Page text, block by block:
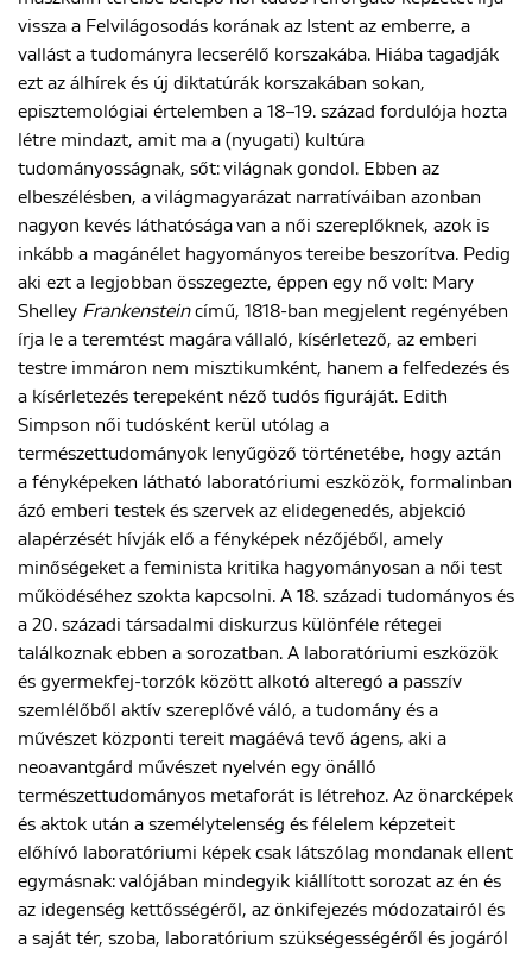
vissza a Felvilágosodás korának az Istent az emberre, a
vallást a tudományra lecserélő korszakába. Hiába tagadják
ezt az álhírek és új diktatúrák korszakában sokan,
episztemológiai értelemben a 18–19. század fordulója hozta
létre mindazt, amit ma a (nyugati) kultúra
tudományosságnak, sőt: világnak gondol. Ebben az
elbeszélésben, a világmagyarázat narratíváiban azonban
nagyon kevés láthatósága van a női szereplőknek, azok is
inkább a magánélet hagyományos tereibe beszorítva. Pedig
aki ezt a legjobban összegezte, éppen egy nő volt: Mary
Shelley Frankensteincímű, 1818-ban megjelent regényében
írja le a teremtést magára vállaló, kísérletező, az emberi
testre immáron nem misztikumként, hanem a felfedezés és
a kísérletezés terepeként néző tudós figuráját. Edith
Simpson női tudósként kerül utólag a
természettudományok lenyűgöző történetébe, hogy aztán
a fényképeken látható laboratóriumi eszközök, formalinban
ázó emberi testek és szervek az elidegenedés, abjekció
alapérzését hívják elő a fényképek nézőjéből, amely
minőségeket a feminista kritika hagyományosan a női test
működéséhez szokta kapcsolni. A 18. századi tudományos és
a 20. századi társadalmi diskurzus különféle rétegei
találkoznak ebben a sorozatban. A laboratóriumi eszközök
és gyermekfej-torzók között alkotó alteregó a passzív
szemlélőből aktív szereplővé váló, a tudomány és a
művészet központi tereit magáévá tevő ágens, aki a
neoavantgárd művészet nyelvén egy önálló
természettudományos metaforát is létrehoz. Az önarcképek
és aktok után a személytelenség és félelem képzeteit
előhívó laboratóriumi képek csak látszólag mondanak ellent
egymásnak: valójában mindegyik kiállított sorozat az én és
az idegenség kettősségéről, az önkifejezés módozatairól és
a saját tér, szoba, laboratórium szükségességéről és jogáról